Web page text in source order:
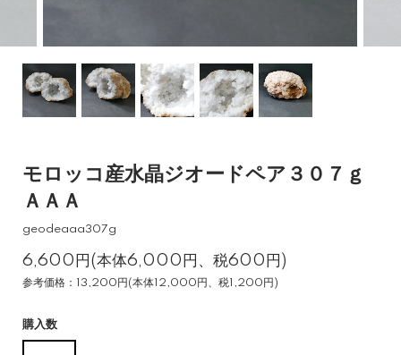
モロッコ産水晶ジオードペア３０７ｇ
ＡＡＡ
geodeaaa307g
6,600円(本体6,000円、税600円)
参考価格：13,200円(本体12,000円、税1,200円)
購入数